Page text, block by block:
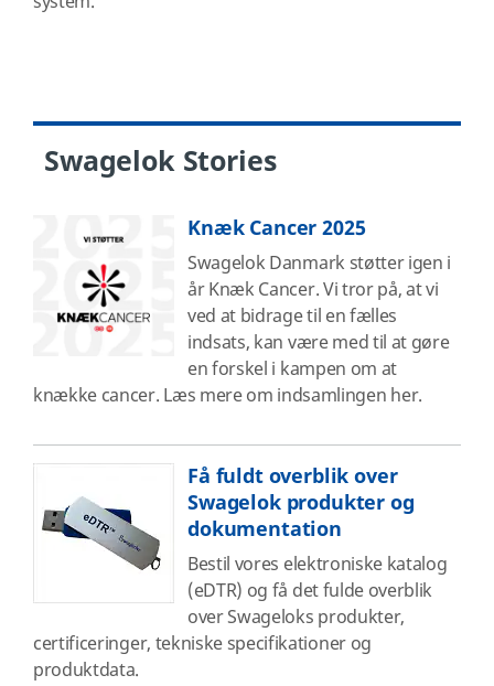
Swagelok Stories
Knæk Cancer 2025
Swagelok Danmark støtter igen i
år Knæk Cancer. Vi tror på, at vi
ved at bidrage til en fælles
indsats, kan være med til at gøre
en forskel i kampen om at
knække cancer. Læs mere om indsamlingen her.
Få fuldt overblik over
Swagelok produkter og
dokumentation
Bestil vores elektroniske katalog
(eDTR) og få det fulde overblik
over Swageloks produkter,
certificeringer, tekniske specifikationer og
produktdata.